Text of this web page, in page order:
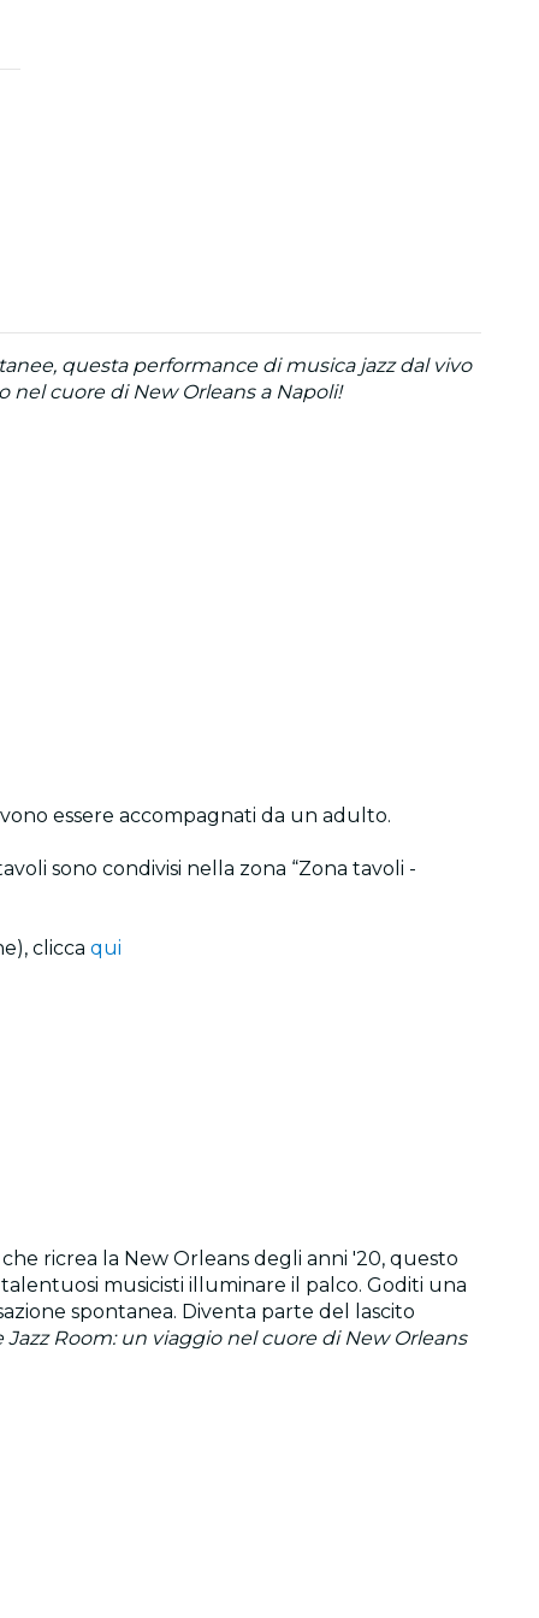
questa performance di musica jazz dal vivo
nel cuore di New Orleans a Napoli!
essere accompagnati da un adulto.
sono condivisi nella zona “Zona tavoli -
clicca qui
ricrea la New Orleans degli anni '20, questo
musicisti illuminare il palco. Goditi una
spontanea. Diventa parte del lascito
Jazz Room: un viaggio nel cuore di New Orleans